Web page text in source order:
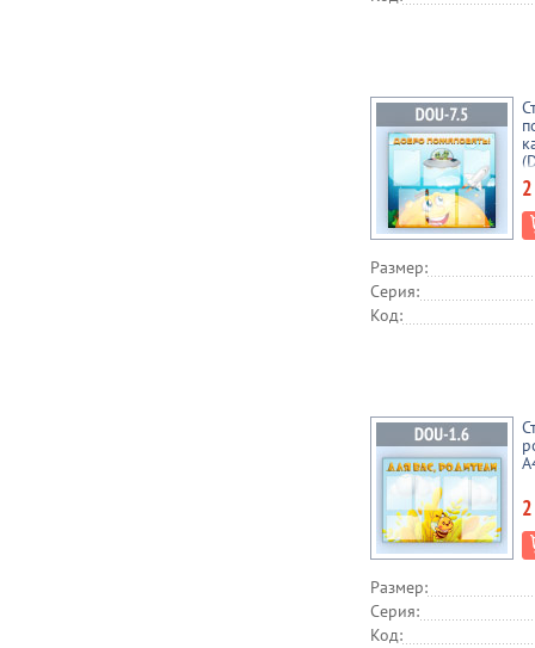
Размер:
Серия:
Код:
Размер:
Серия:
Код: